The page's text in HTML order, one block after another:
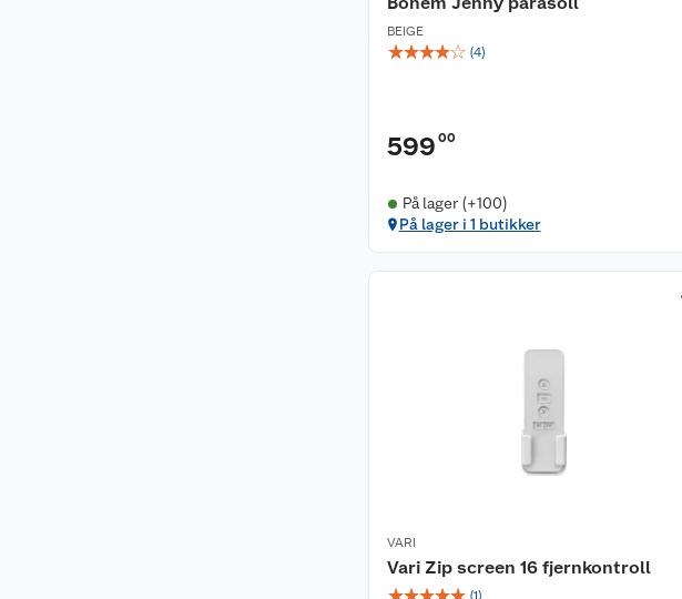
BEIGE
☆☆☆☆☆ (4)
599 00
På lager (+100)
På lager i 1 butikker
VARI
Vari Zip screen 16 fjernkontroll
(1)